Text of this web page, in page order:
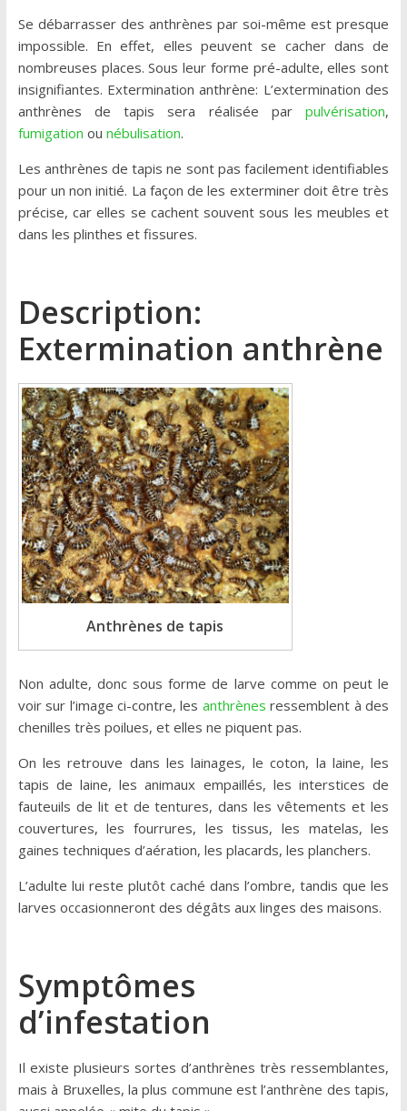
Se débarrasser des anthrènes par soi-même est presque
impossible. En effet, elles peuvent se cacher dans de
nombreuses places. Sous leur forme pré-adulte, elles sont
insignifiantes. Extermination anthrène: L’extermination des
anthrènes de tapis sera réalisée parpulvérisation,
fumigation ou nébulisation.
Les anthrènes de tapis ne sont pas facilement identifiables
pour un non initié. La façon de les exterminer doit être très
précise, car elles se cachent souvent sous les meubles et
dans les plinthes et fissures.
Description:
Extermination anthrène
Anthrènes de tapis
Non adulte, donc sous forme de larve comme on peut le
voir sur l’image ci-contre, les anthrènes ressemblent à des
chenilles très poilues, et elles ne piquent pas.
On les retrouve dans les lainages, le coton, la laine, les
tapis de laine, les animaux empaillés, les interstices de
fauteuils de lit et de tentures, dans les vêtements et les
couvertures, les fourrures, les tissus, les matelas, les
gaines techniques d’aération, les placards, les planchers.
L’adulte lui reste plutôt caché dans l’ombre, tandis que les
larves occasionneront des dégâts aux linges des maisons.
Symptômes
d’infestation
Il existe plusieurs sortes d’anthrènes très ressemblantes,
mais à Bruxelles, la plus commune est l’anthrène des tapis,